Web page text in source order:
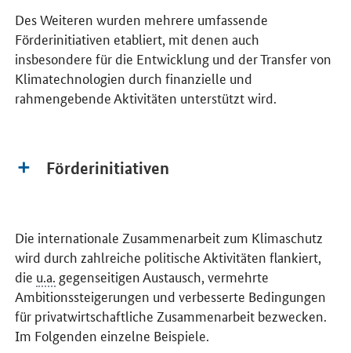
Des Weiteren wurden mehrere umfassende
Förderinitiativen etabliert, mit denen auch
insbesondere für die Entwicklung und der Transfer von
Klimatechnologien durch finanzielle und
rahmengebende Aktivitäten unterstützt wird.
Förderinitiativen
Die internationale Zusammenarbeit zum Klimaschutz
wird durch zahlreiche politische Aktivitäten flankiert,
die u.a. gegenseitigen Austausch, vermehrte
Ambitionssteigerungen und verbesserte Bedingungen
für privatwirtschaftliche Zusammenarbeit bezwecken.
Im Folgenden einzelne Beispiele.